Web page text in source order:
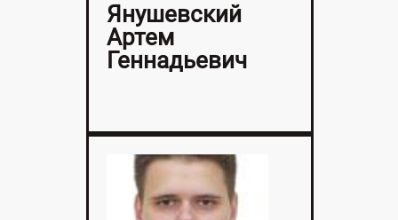
Янушевский
Артем
Геннадьевич